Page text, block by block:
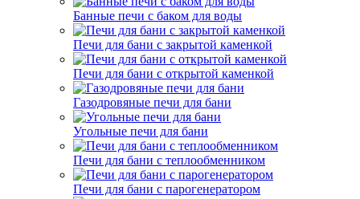
Банные печи с баком для воды
Печи для бани с закрытой каменкой
Печи для бани с открытой каменкой
Газодровяные печи для бани
Угольные печи для бани
Печи для бани с теплообменником
Печи для бани с парогенератором